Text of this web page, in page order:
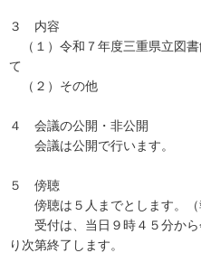
３ 内容
（１）令和７年度三重県立図
て
（２）その他
４ 会議の公開・非公開
会議は公開で行います。
５ 傍聴
傍聴は５人までとします。（
受付は、当日９時４５分から
り次第終了します。